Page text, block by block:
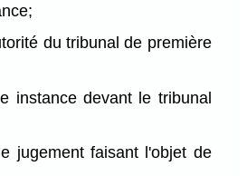
du tribunal de première
instance devant le tribunal
jugement faisant l'objet de